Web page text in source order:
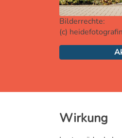
Bilderrechte:
(c)
Wirkung